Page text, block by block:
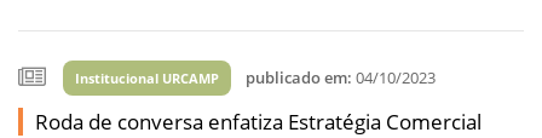
Institucional URCAMP publicado em: 04/10/2023
Roda de conversa enfatiza Estratégia Comercial